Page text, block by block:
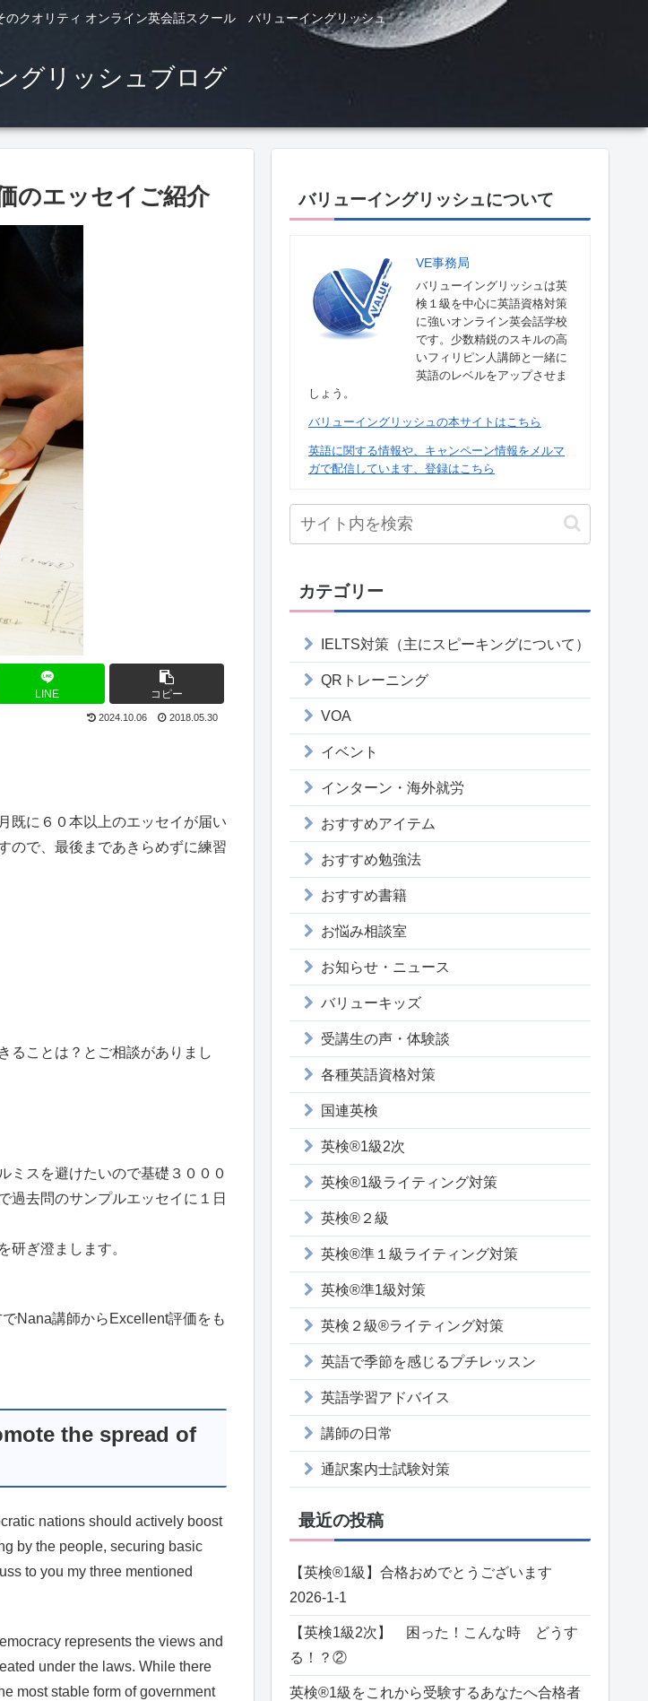
のクオリティ オンライン英会話スクール バリューイングリッシュ
グリッシュブログ
のエッセイご紹介
LINE コピー
2024.10.06 2018.05.30
既に６０本以上のエッセイが届い
ので、最後まであきらめずに練習
ることは？とご相談がありまし
ミスを避けたいので基礎３０００
過去問のサンプルエッセイに１日
研ぎ澄まします。
Nana講師からExcellent評価をも
the spread of
nations should actively boost
by the people, securing basic
to you my three mentioned
represents the views and
under the laws. While there
most stable form of government
バリューイングリッシュについて
VE事務局
バリューイングリッシュは英
検１級を中心に英語資格対策
に強いオンライン英会話学校
です。少数精鋭のスキルの高
いフィリピン人講師と一緒に
英語のレベルをアップさせま
しょう。
バリューイングリッシュの本サイトはこちら
英語に関する情報や、キャンペーン情報をメルマ
ガで配信しています、登録はこちら
カテゴリー
IELTS対策（主にスピーキングについて）
QRトレーニング
VOA
イベント
インターン・海外就労
おすすめアイテム
おすすめ勉強法
おすすめ書籍
お悩み相談室
お知らせ・ニュース
バリューキッズ
受講生の声・体験談
各種英語資格対策
国連英検
英検®1級2次
英検®1級ライティング対策
英検®２級
英検®準１級ライティング対策
英検®準1級対策
英検２級®ライティング対策
英語で季節を感じるプチレッスン
英語学習アドバイス
講師の日常
通訳案内士試験対策
最近の投稿
【英検®️1級】合格おめでとうございます
2026-1-1
【英検1級2次】 困った！こんな時 どうす
る！？②
英検®️1級をこれから受験するあなたへ合格者